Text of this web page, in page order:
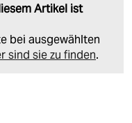
Artikel ist
bei ausgewählten
sind sie zu finden.